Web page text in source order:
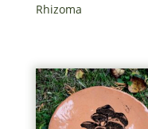
Rhizoma